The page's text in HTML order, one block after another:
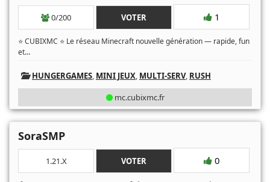
0/200 VOTER 1
⭐ CUBIXMC ⭐ Le réseau Minecraft nouvelle génération — rapide, fun
et...
HUNGERGAMES, MINI JEUX, MULTI-SERV, RUSH
mc.cubixmc.fr
SoraSMP
1.21.X VOTER 0